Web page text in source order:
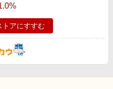
トアにすすむ